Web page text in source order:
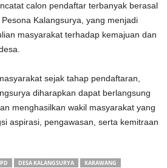
calon pendaftar terbanyak berasal
Kalangsurya, yang menjadi
masyarakat terhadap kemajuan dan
sejak tahap pendaftaran,
diharapkan dapat berlangsung
menghasilkan wakil masyarakat yang
aspirasi, pengawasan, serta kemitraan
DESA KALANGSURYA KARAWANG